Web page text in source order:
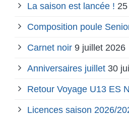
La saison est lancée !
Composition poule
Carnet noir 9 juillet 2026
Anniversaires juillet 30
Retour Voyage U13 ES
Licences saison 2026/